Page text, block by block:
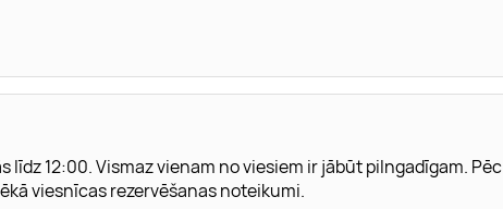
līdz 12:00. Vismaz vienam no viesiem ir jābūt pilngadīgam. Pēc
viesnīcas rezervēšanas noteikumi.